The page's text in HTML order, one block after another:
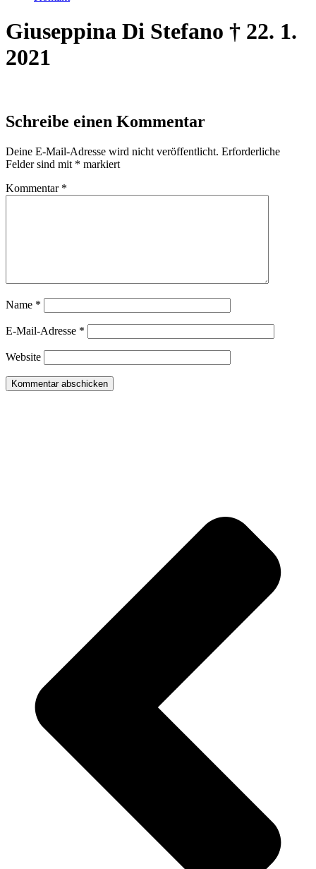
Giuseppina Di Stefano † 22. 1.
2021
Schreibe einen Kommentar
Deine E-Mail-Adresse wird nicht veröffentlicht. Erforderliche
Felder sind mit * markiert
Kommentar *
Name *
E-Mail-Adresse *
Website